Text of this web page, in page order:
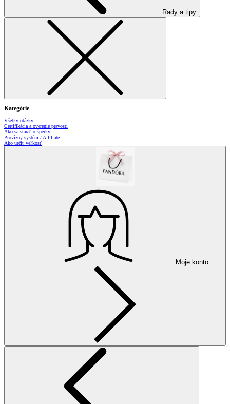
Rady a tipy
Kategórie
Všetky otázky
Certifikácia a overenie pravosti
Ako sa starať o šperky
Provízny systém / Affiliate
Ako určiť veľkosť
Moje konto